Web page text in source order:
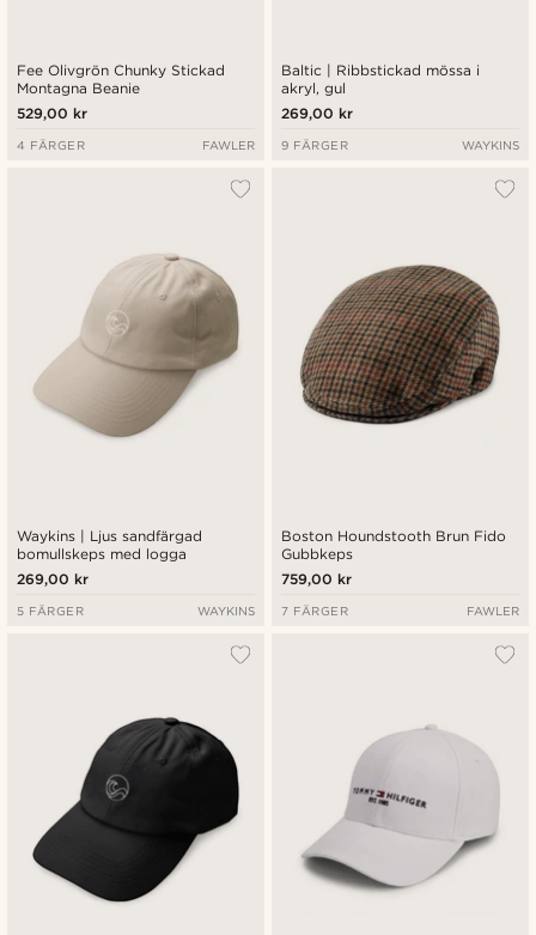
Fee Olivgrön Chunky Stickad
Montagna Beanie
529,00 kr
4 FÄRGER FAWLER
Baltic | Ribbstickad mössa i
akryl, gul
269,00 kr
9 FÄRGER WAYKINS
Waykins | Ljus sandfärgad
bomullskeps med logga
269,00 kr
5 FÄRGER WAYKINS
Boston Houndstooth Brun Fido
Gubbkeps
759,00 kr
7 FÄRGER FAWLER